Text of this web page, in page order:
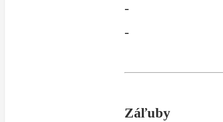
-
-
Záľuby